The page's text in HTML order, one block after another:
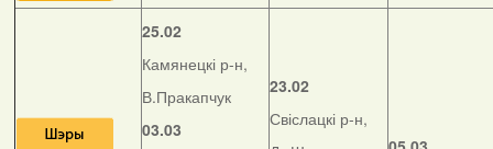
25.02
Камянецкі р-н,
В.Пракапчук
03.03
23.02
Свіслацкі р-н,